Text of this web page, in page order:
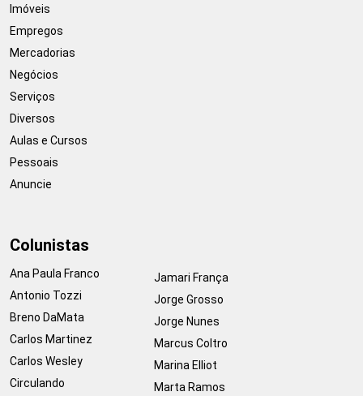
Imóveis
Empregos
Mercadorias
Negócios
Serviços
Diversos
Aulas e Cursos
Pessoais
Anuncie
Colunistas
Ana Paula Franco
Antonio Tozzi
Breno DaMata
Carlos Martinez
Carlos Wesley
Circulando
Jamari França
Jorge Grosso
Jorge Nunes
Marcus Coltro
Marina Elliot
Marta Ramos